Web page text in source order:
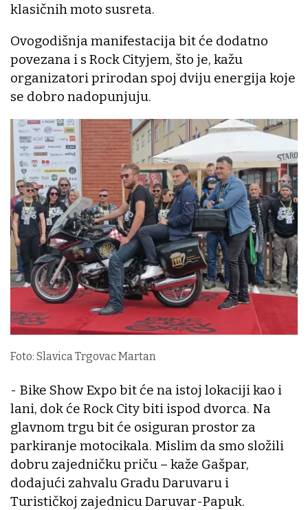
klasičnih moto susreta.
Ovogodišnja manifestacija bit će dodatno
povezana i s Rock Cityjem, što je, kažu
organizatori prirodan spoj dviju energija koje
se dobro nadopunjuju.
Foto: Slavica Trgovac Martan
- Bike Show Expo bit će na istoj lokaciji kao i
lani, dok će Rock City biti ispod dvorca. Na
glavnom trgu bit će osiguran prostor za
parkiranje motocikala. Mislim da smo složili
dobru zajedničku priču – kaže Gašpar,
dodajući zahvalu Gradu Daruvaru i
Turističkoj zajednicu Daruvar-Papuk.